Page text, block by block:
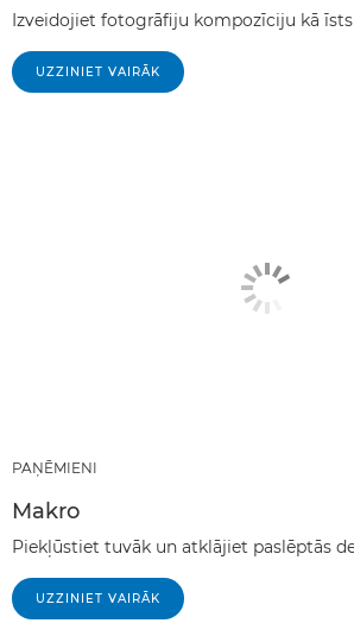
Izveidojiet fotogrāfiju kompozīciju kā
UZZINIET VAIRĀK
PAŅĒMIENI
Makro
Piekļūstiet tuvāk un atklājiet paslēptās
UZZINIET VAIRĀK